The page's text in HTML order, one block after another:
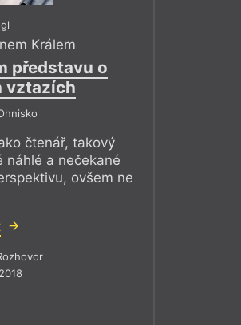
Králem
představu o
vztazích
čtenář, takový
náhlé a nečekané
ovšem ne